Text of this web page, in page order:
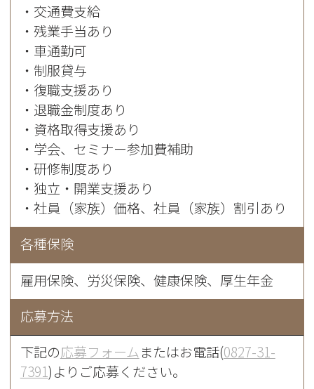
・交通費支給
・残業手当あり
・車通勤可
・制服貸与
・復職支援あり
・退職金制度あり
・資格取得支援あり
・学会、セミナー参加費補助
・研修制度あり
・独立・開業支援あり
・社員（家族）価格、社員（家族）割引あり
各種保険
雇用保険、労災保険、健康保険、厚生年金
応募方法
下記の応募フォームまたはお電話(0827-31-
7391)よりご応募ください。